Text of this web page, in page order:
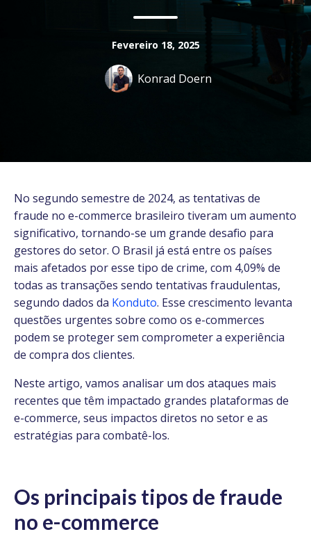
Fevereiro 18, 2025
Konrad Doern
No segundo semestre de 2024, as tentativas de
fraude no e-commerce brasileiro tiveram um aumento
significativo, tornando-se um grande desafio para
gestores do setor. O Brasil já está entre os países
mais afetados por esse tipo de crime, com 4,09% de
todas as transações sendo tentativas fraudulentas,
segundo dados da Konduto. Esse crescimento levanta
questões urgentes sobre como os e-commerces
podem se proteger sem comprometer a experiência
de compra dos clientes.
Neste artigo, vamos analisar um dos ataques mais
recentes que têm impactado grandes plataformas de
e-commerce, seus impactos diretos no setor e as
estratégias para combatê-los.
Os principais tipos de fraude
no e-commerce